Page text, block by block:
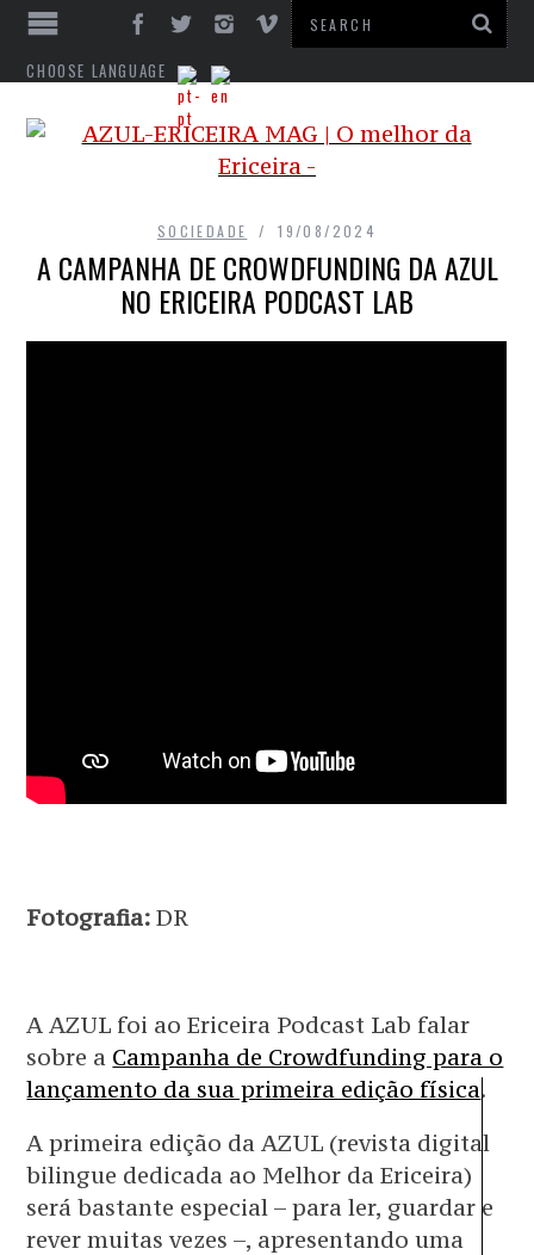
CHOOSE LANGUAGE
SOCIEDADE 19/08/2024
A CAMPANHA DE CROWDFUNDING DA AZUL
NO ERICEIRA PODCAST LAB
Fotografia: DR
A AZUL foi ao Ericeira Podcast Lab falar
sobre a Campanha de Crowdfunding para o
lançamento da sua primeira edição física.
A primeira edição da AZUL (revista digital
bilingue dedicada ao Melhor da Ericeira)
será bastante especial – para ler, guardar e
rever muitas vezes –, apresentando uma